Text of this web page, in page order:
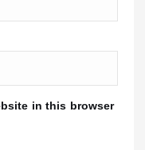
in this browser